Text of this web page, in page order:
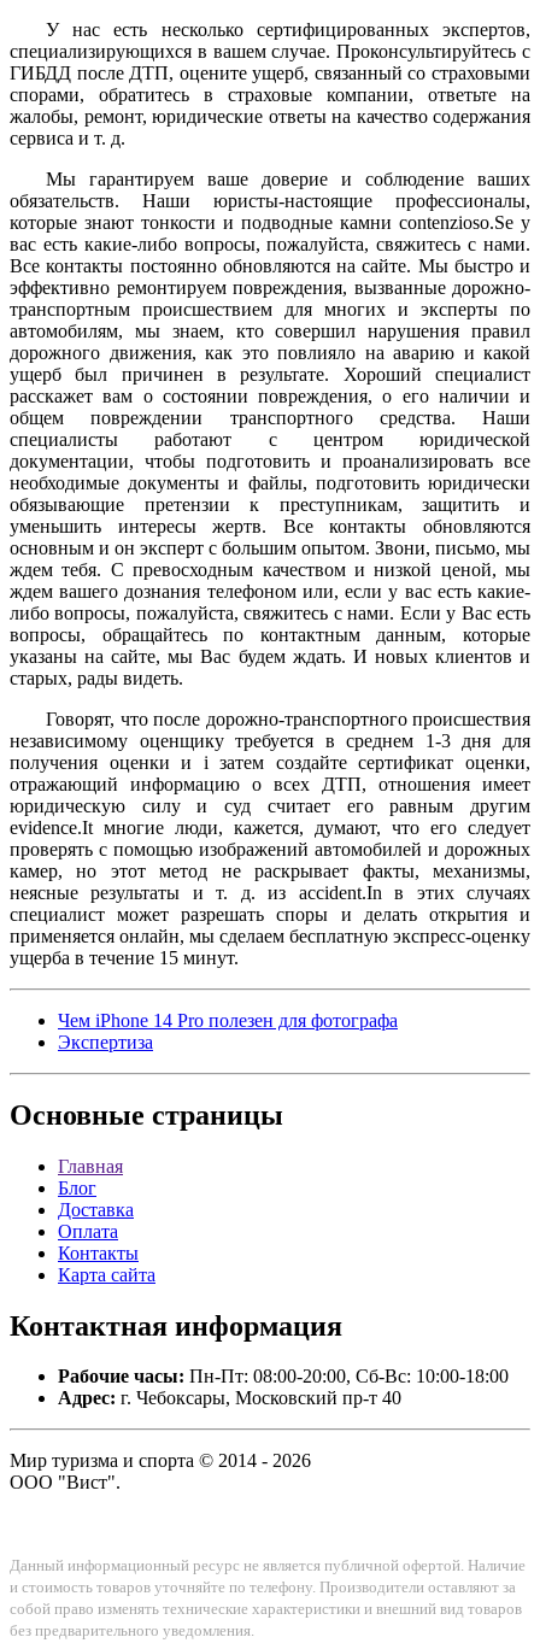
У нас есть несколько сертифицированных экспертов,
специализирующихся в вашем случае. Проконсультируйтесь с
ГИБДД после ДТП, оцените ущерб, связанный со страховыми
спорами, обратитесь в страховые компании, ответьте на
жалобы, ремонт, юридические ответы на качество содержания
сервиса и т. д.
Мы гарантируем ваше доверие и соблюдение ваших
обязательств. Наши юристы-настоящие профессионалы,
которые знают тонкости и подводные камни contenzioso.Se у
вас есть какие-либо вопросы, пожалуйста, свяжитесь с нами.
Все контакты постоянно обновляются на сайте. Мы быстро и
эффективно ремонтируем повреждения, вызванные дорожно-
транспортным происшествием для многих и эксперты по
автомобилям, мы знаем, кто совершил нарушения правил
дорожного движения, как это повлияло на аварию и какой
ущерб был причинен в результате. Хороший специалист
расскажет вам о состоянии повреждения, о его наличии и
общем повреждении транспортного средства. Наши
специалисты работают с центром юридической
документации, чтобы подготовить и проанализировать все
необходимые документы и файлы, подготовить юридически
обязывающие претензии к преступникам, защитить и
уменьшить интересы жертв. Все контакты обновляются
основным и он эксперт с большим опытом. Звони, письмо, мы
ждем тебя. С превосходным качеством и низкой ценой, мы
ждем вашего дознания телефоном или, если у вас есть какие-
либо вопросы, пожалуйста, свяжитесь с нами. Если у Вас есть
вопросы, обращайтесь по контактным данным, которые
указаны на сайте, мы Вас будем ждать. И новых клиентов и
старых, рады видеть.
Говорят, что после дорожно-транспортного происшествия
независимому оценщику требуется в среднем 1-3 дня для
получения оценки и i затем создайте сертификат оценки,
отражающий информацию о всех ДТП, отношения имеет
юридическую силу и суд считает его равным другим
evidence.It многие люди, кажется, думают, что его следует
проверять с помощью изображений автомобилей и дорожных
камер, но этот метод не раскрывает факты, механизмы,
неясные результаты и т. д. из accident.In в этих случаях
специалист может разрешать споры и делать открытия и
применяется онлайн, мы сделаем бесплатную экспресс-оценку
ущерба в течение 15 минут.
Чем iPhone 14 Pro полезен для фотографа
Экспертиза
Основные страницы
Главная
Блог
Доставка
Оплата
Контакты
Карта сайта
Контактная информация
Рабочие часы: Пн-Пт: 08:00-20:00, Сб-Вс: 10:00-18:00
Адрес: г. Чебоксары, Московский пр-т 40
Мир туризма и спорта © 2014 - 2026
ООО "Вист".
Данный информационный ресурс не является публичной офертой. Наличие
и стоимость товаров уточняйте по телефону. Производители оставляют за
собой право изменять технические характеристики и внешний вид товаров
без предварительного уведомления.